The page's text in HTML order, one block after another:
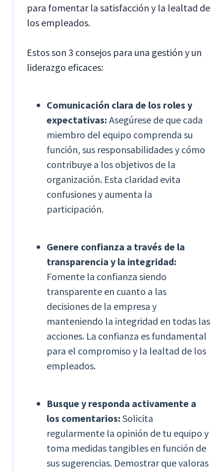
para fomentar la satisfacción y la lealtad de
los empleados.
Estos son 3 consejos para una gestión y un
liderazgo eficaces:
Comunicación clara de los roles y
expectativas:Asegúrese de que cada
miembro del equipo comprenda su
función, sus responsabilidades y cómo
contribuye a los objetivos de la
organización. Esta claridad evita
confusiones y aumenta la
participación.
Genere confianza a través de la
transparencia y la integridad:
Fomente la confianza siendo
transparente en cuanto a las
decisiones de la empresa y
manteniendo la integridad en todas las
acciones. La confianza es fundamental
para el compromiso y la lealtad de los
empleados.
Busque y responda activamente a
los comentarios:Solicita
regularmente la opinión de tu equipo y
toma medidas tangibles en función de
sus sugerencias. Demostrar que valoras